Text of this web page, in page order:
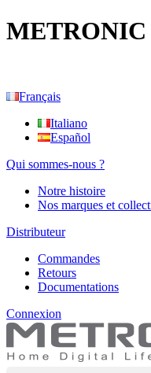
METRONIC
Français
Italiano
Español
Qui sommes-nous ?
Notre histoire
Nos marques et
Distributeur
Commandes
Retours
Documentations
Connexion